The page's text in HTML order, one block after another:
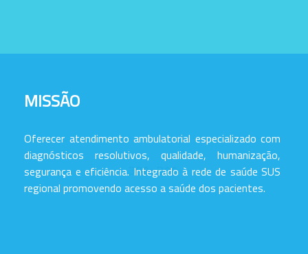
MISSÃO
Oferecer atendimento ambulatorial especializado com
diagnósticos resolutivos, qualidade, humanização,
segurança e eficiência. Integrado à rede de saúde SUS
regional promovendo acesso a saúde dos pacientes.